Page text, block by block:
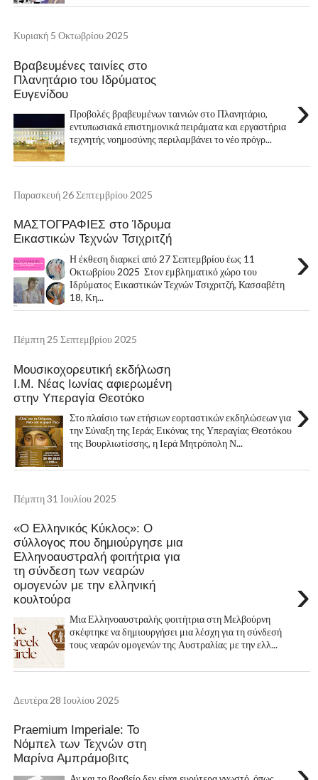
Κυριακή 5 Οκτωβρίου 2025
Βραβευμένες ταινίες στο
Πλανητάριο του Ιδρύματος
Ευγενίδου
›
Προβολές βραβευμένων ταινιών στο Πλανητάριο,
εντυπωσιακά επιστημονικά πειράματα και εργαστήρια
τεχνητής νοημοσύνης περιλαμβάνει το νέο πρόγρ...
Παρασκευή 26 Σεπτεμβρίου 2025
ΜΑΣΤΟΓΡΑΦΙΕΣ στο Ίδρυμα
Εικαστικών Τεχνών Τσιχριτζή
›
Η έκθεση διαρκεί από 27 Σεπτεμβρίου έως 11
Οκτωβρίου 2025 Στον εμβληματικό χώρο του
Ιδρύματος Εικαστικών Τεχνών Τσιχριτζή, Κασσαβέτη
18, Κη...
Πέμπτη 25 Σεπτεμβρίου 2025
Μουσικοχορευτική εκδήλωση
Ι.Μ. Νέας Ιωνίας αφιερωμένη
στην Υπεραγία Θεοτόκο
›
Στο πλαίσιο των ετήσιων εορταστικών εκδηλώσεων για
την Σύναξη της Ιεράς Εικόνας της Υπεραγίας Θεοτόκου
της Βουρλιωτίσσης, η Ιερά Μητρόπολη Ν...
Πέμπτη 31 Ιουλίου 2025
«Ο Ελληνικός Κύκλος»: Ο
σύλλογος που δημιούργησε μια
Ελληνοαυστραλή φοιτήτρια για
τη σύνδεση των νεαρών
ομογενών με την ελληνική
κουλτούρα
›
Μια Ελληνοαυστραλής φοιτήτρια στη Μελβούρνη
σκέφτηκε να δημιουργήσει μια λέσχη για τη σύνδεσή
τους νεαρών ομογενών της Αυστραλίας με την ελλ...
Δευτέρα 28 Ιουλίου 2025
Praemium Imperiale: To
Νόμπελ των Τεχνών στη
Μαρίνα Αμπράμοβιτς